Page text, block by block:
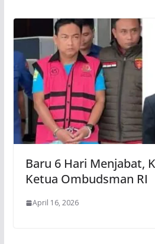
Baru 6 Hari Menjabat,
Ketua Ombudsman RI
April 16, 2026